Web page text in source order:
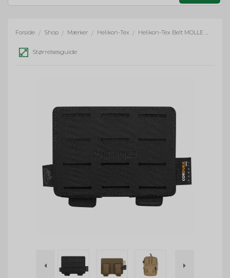
t
n
Forside / Shop / Mærker / Helikon-Tex / Helikon-Tex Belt MOLLE Adapter - Sort
Størrelsesguide